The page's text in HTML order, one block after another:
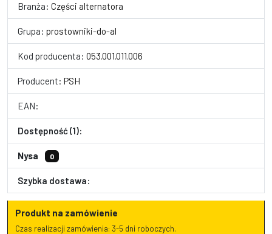
Branża: Części alternatora
Grupa: prostowniki-do-al
Kod producenta: 053.001.011.006
Producent: PSH
EAN:
Dostępność (1):
Nysa 0
Szybka dostawa:
Produkt na zamówienie
Czas realizacji zamówienia: 3-5 dni roboczych.